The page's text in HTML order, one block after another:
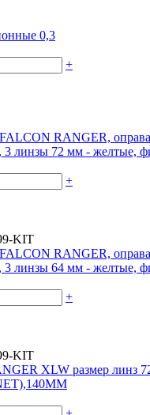
0,3
+
RANGER,
линзы 72 мм - желтые,
+
KIT
RANGER,
линзы 64 мм - желтые,
+
KIT
XLW размер линз